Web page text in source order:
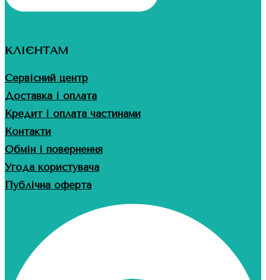
КЛІЄНТАМ
Сервісний центр
Доставка і оплата
Кредит і оплата частинами
Контакти
Обмін і повернення
Угода користувача
Публічна оферта